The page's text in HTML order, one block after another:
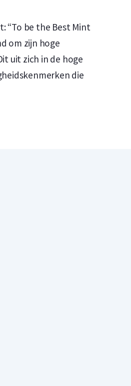
“To be the Best Mint
om zijn hoge
uit zich in de hoge
die